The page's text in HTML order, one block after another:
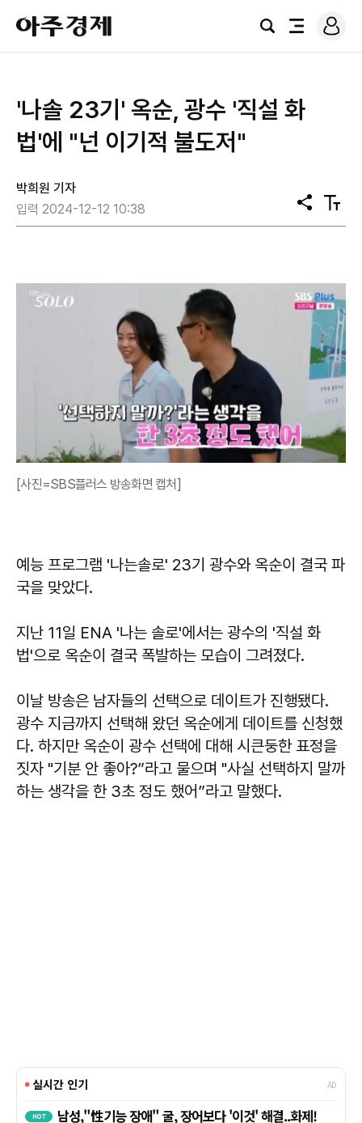
아
주
경
검
전
로
그
'나솔 23기' 옥순, 광수 '직설 화
법'에 "넌 이기적 불도저"
박희원 기자
입력 2024-12-12 10:38
공
유
텍
스
[사진=SBS플러스 방송화면 캡처]
예능 프로그램 '나는솔로' 23기 광수와 옥순이 결국 파
국을 맞았다.
지난 11일 ENA '나는 솔로'에서는 광수의 '직설 화
법'으로 옥순이 결국 폭발하는 모습이 그려졌다.
이날 방송은 남자들의 선택으로 데이트가 진행됐다.
광수 지금까지 선택해 왔던 옥순에게 데이트를 신청했
다. 하지만 옥순이 광수 선택에 대해 시큰둥한 표정을
짓자 "기분 안 좋아?”라고 물으며 "사실 선택하지 말까
하는 생각을 한 3초 정도 했어”라고 말했다.